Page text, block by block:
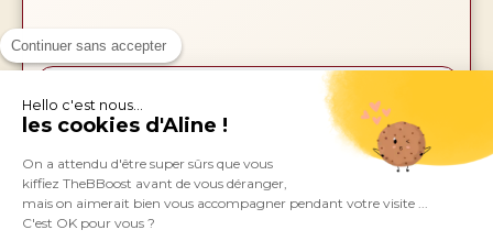
Continuer sans accepter
Hello c'est nous...
les cookies d'Aline !
On a attendu d'être super sûrs que vous
kiffiez TheBBoost avant de vous déranger,
mais on aimerait bien vous accompagner pendant votre visite ...
C'est OK pour vous ?